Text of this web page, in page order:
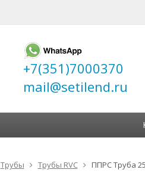
+7(351)7000370
mail@setilend.ru
Трубы Трубы RVC ППРС Труба 25